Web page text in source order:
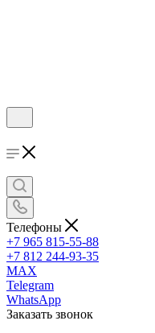
Телефоны
+7 965 815-55-88
+7 812 244-93-35
MAX
Telegram
WhatsApp
Заказать звонок